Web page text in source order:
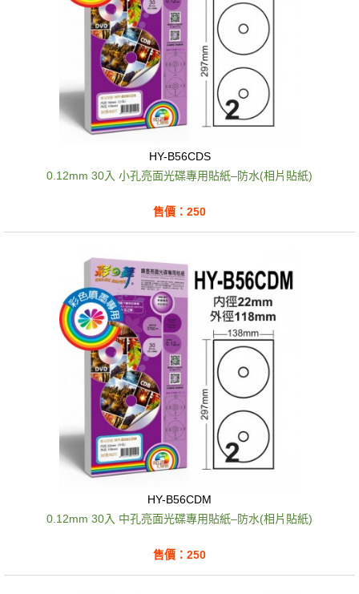
HY-B56CDS
0.12mm 30入 小孔亮面光碟專用貼紙–防水(相片貼紙)
售價：250
HY-B56CDM
0.12mm 30入 中孔亮面光碟專用貼紙–防水(相片貼紙)
售價：250